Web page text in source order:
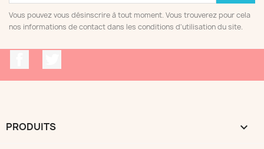
Vous pouvez vous désinscrire à tout moment. Vous trouverez pour cela
nos informations de contact dans les conditions d'utilisation du site.
PRODUITS 